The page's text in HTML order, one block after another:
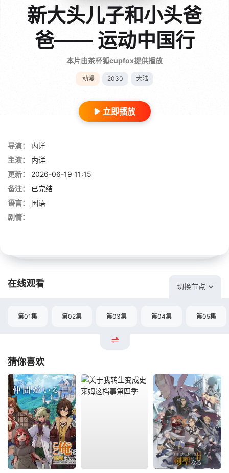
新大头儿子和小头爸
爸—— 运动中国行
本片由茶杯狐cupfox提供播放
动漫 2030 大陆
立即播放
导演：
内详
主演：
内详
更新：
2026-06-19 11:15
备注：
已完结
语言：
国语
剧情：
在线观看 切换节点
第01集 第02集 第03集 第04集 第05集
猜你喜欢